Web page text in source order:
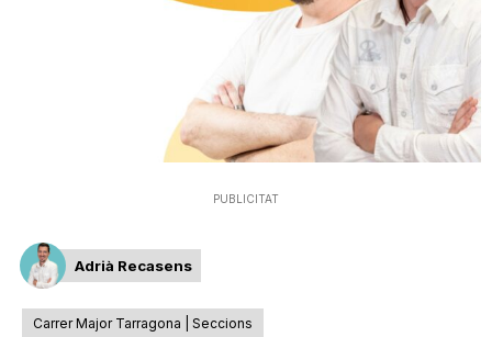
PUBLICITAT
Adrià Recasens
Carrer Major Tarragona | Seccions